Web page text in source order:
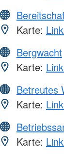
Karte:
Bergwacht
Karte:
Betreutes
Karte:
Karte: